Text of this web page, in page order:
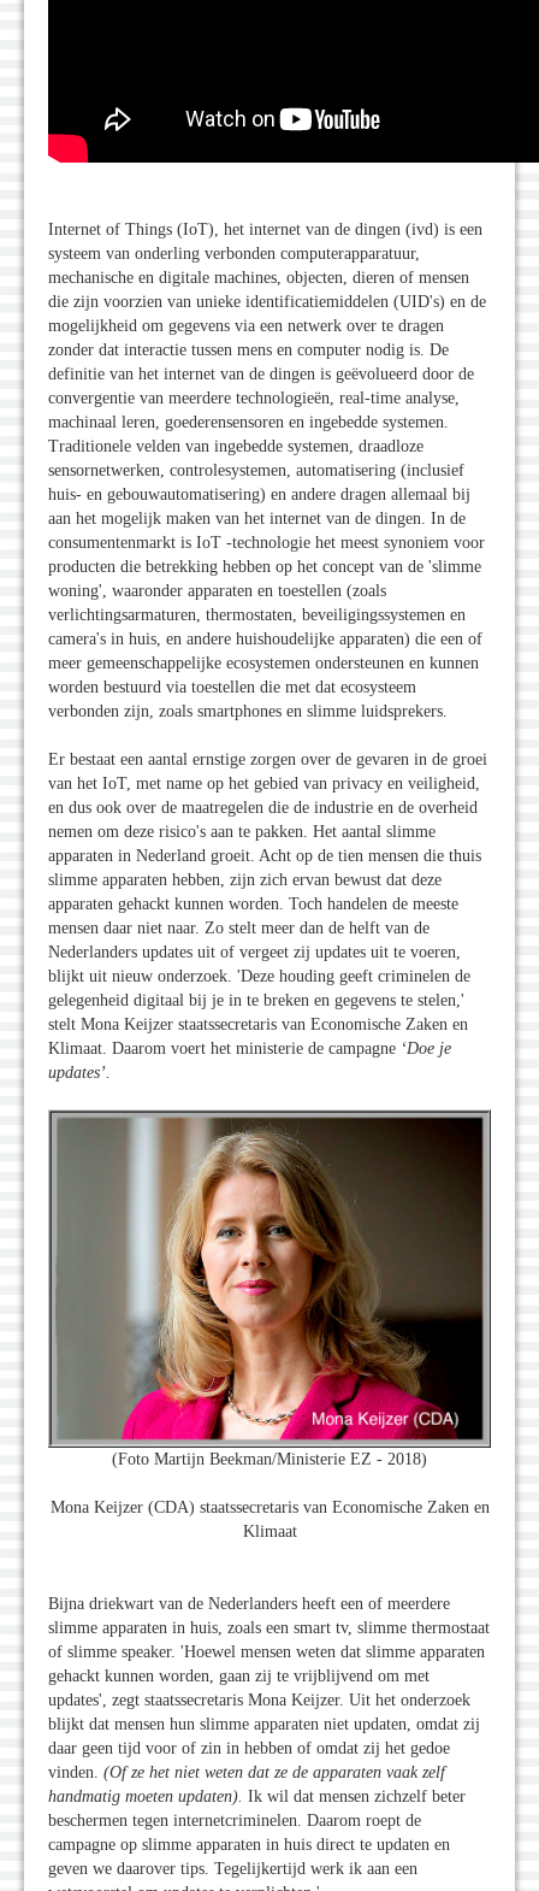
Internet of Things (IoT), het internet van de dingen (ivd) is een
systeem van onderling verbonden computerapparatuur,
mechanische en digitale machines, objecten, dieren of mensen
die zijn voorzien van unieke identificatiemiddelen (UID's) en de
mogelijkheid om gegevens via een netwerk over te dragen
zonder dat interactie tussen mens en computer nodig is. De
definitie van het internet van de dingen is geëvolueerd door de
convergentie van meerdere technologieën, real-time analyse,
machinaal leren, goederensensoren en ingebedde systemen.
Traditionele velden van ingebedde systemen, draadloze
sensornetwerken, controlesystemen, automatisering (inclusief
huis- en gebouwautomatisering) en andere dragen allemaal bij
aan het mogelijk maken van het internet van de dingen. In de
consumentenmarkt is IoT -technologie het meest synoniem voor
producten die betrekking hebben op het concept van de 'slimme
woning', waaronder apparaten en toestellen (zoals
verlichtingsarmaturen, thermostaten, beveiligingssystemen en
camera's in huis, en andere huishoudelijke apparaten) die een of
meer gemeenschappelijke ecosystemen ondersteunen en kunnen
worden bestuurd via toestellen die met dat ecosysteem
verbonden zijn, zoals smartphones en slimme luidsprekers.
Er bestaat een aantal ernstige zorgen over de gevaren in de groei
van het IoT, met name op het gebied van privacy en veiligheid,
en dus ook over de maatregelen die de industrie en de overheid
nemen om deze risico's aan te pakken. Het aantal slimme
apparaten in Nederland groeit. Acht op de tien mensen die thuis
slimme apparaten hebben, zijn zich ervan bewust dat deze
apparaten gehackt kunnen worden. Toch handelen de meeste
mensen daar niet naar. Zo stelt meer dan de helft van de
Nederlanders updates uit of vergeet zij updates uit te voeren,
blijkt uit nieuw onderzoek. 'Deze houding geeft criminelen de
gelegenheid digitaal bij je in te breken en gegevens te stelen,'
stelt Mona Keijzer staatssecretaris van Economische Zaken en
Klimaat. Daarom voert het ministerie de campagne ‘Doe je
updates’.
(Foto Martijn Beekman/Ministerie EZ - 2018)
Mona Keijzer (CDA) staatssecretaris van Economische Zaken en
Klimaat
Bijna driekwart van de Nederlanders heeft een of meerdere
slimme apparaten in huis, zoals een smart tv, slimme thermostaat
of slimme speaker. 'Hoewel mensen weten dat slimme apparaten
gehackt kunnen worden, gaan zij te vrijblijvend om met
updates', zegt staatssecretaris Mona Keijzer. Uit het onderzoek
blijkt dat mensen hun slimme apparaten niet updaten, omdat zij
daar geen tijd voor of zin in hebben of omdat zij het gedoe
vinden. (Of ze het niet weten dat ze de apparaten vaak zelf
handmatig moeten updaten). Ik wil dat mensen zichzelf beter
beschermen tegen internetcriminelen. Daarom roept de
campagne op slimme apparaten in huis direct te updaten en
geven we daarover tips. Tegelijkertijd werk ik aan een